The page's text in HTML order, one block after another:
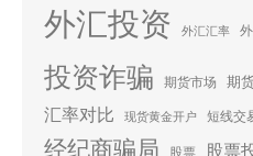
外汇投资 外汇汇率
投资诈骗 期货市场 期
汇率对比 现货黄金开户 短线交
经纪商骗局 股票 股票